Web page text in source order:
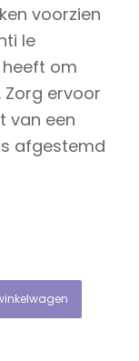
voorzien
le
om
Zorg ervoor
van een
afgestemd